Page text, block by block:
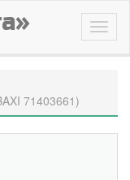
71403661)